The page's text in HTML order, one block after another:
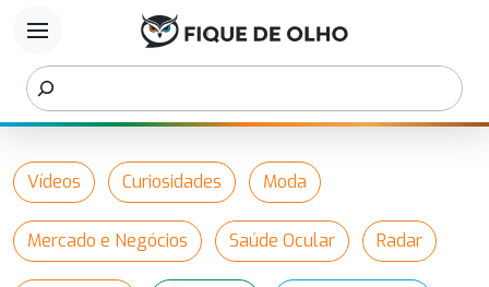
menu
Vídeos Curiosidades Moda
Mercado e Negócios Saúde Ocular Radar